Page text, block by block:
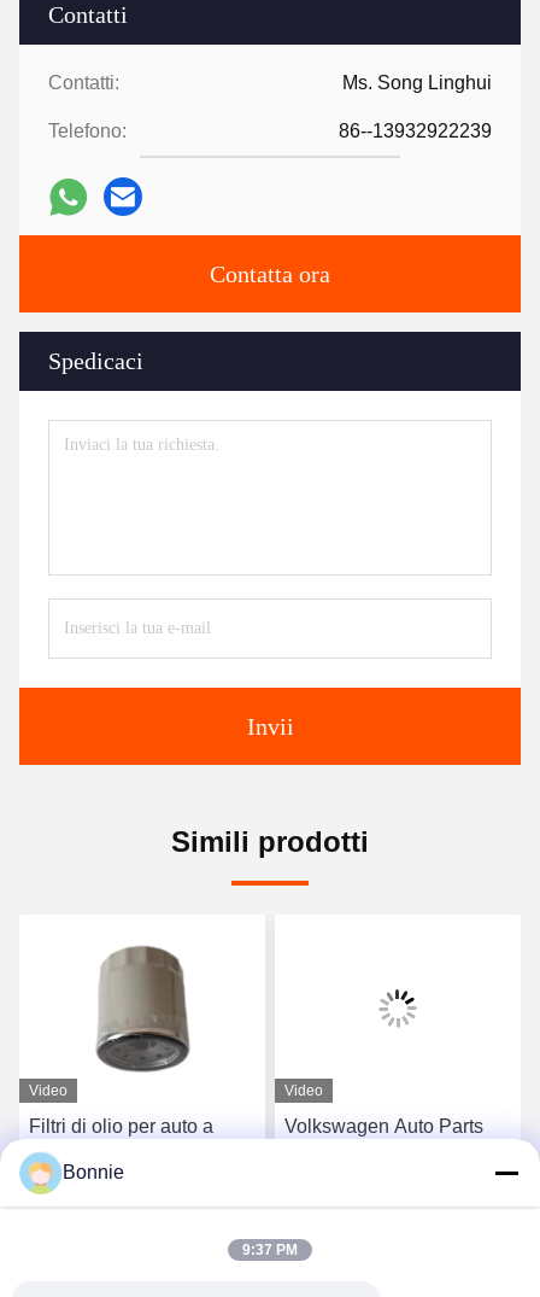
Contatti
Contatti: Ms. Song Linghui
Telefono: 86--13932922239
Contatta ora
Spedicaci
Invii
Simili prodotti
Video
Filtri di olio per auto a
combustibile durevole per
Mercedes-Benz Porsche
15208-657-00
Ottieni il miglior prezzo
Video
Volkswagen Auto Parts
10-14-30L
Bonnie
9:37 PM